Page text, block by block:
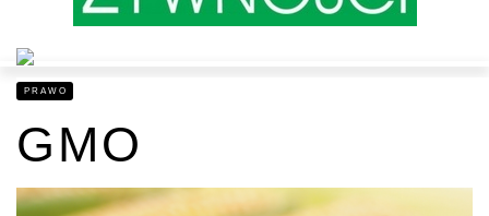
PRAWO
GMO